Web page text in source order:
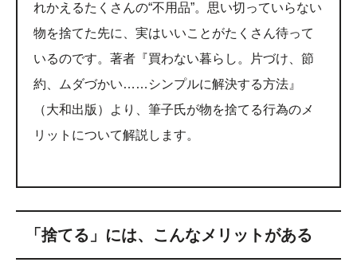
れかえるたくさんの“不用品”。思い切っていらない
物を捨てた先に、実はいいことがたくさん待って
いるのです。著者『買わない暮らし。片づけ、節
約、ムダづかい……シンプルに解決する方法』
（大和出版）より、筆子氏が物を捨てる行為のメ
リットについて解説します。
「捨てる」には、こんなメリットがある